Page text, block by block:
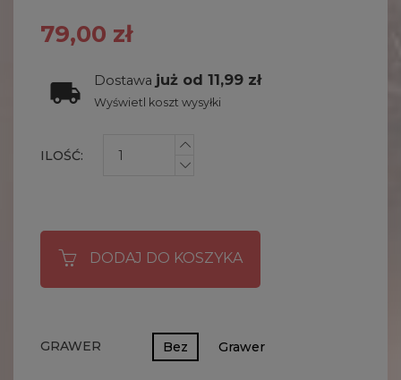
79,00 zł
Dostawa już od 11,99 zł
Wyświetl koszt wysyłki
ILOŚĆ:
DODAJ DO KOSZYKA
GRAWER Bez Grawer